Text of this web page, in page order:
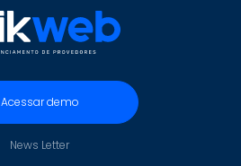
Acessar demo
News Letter